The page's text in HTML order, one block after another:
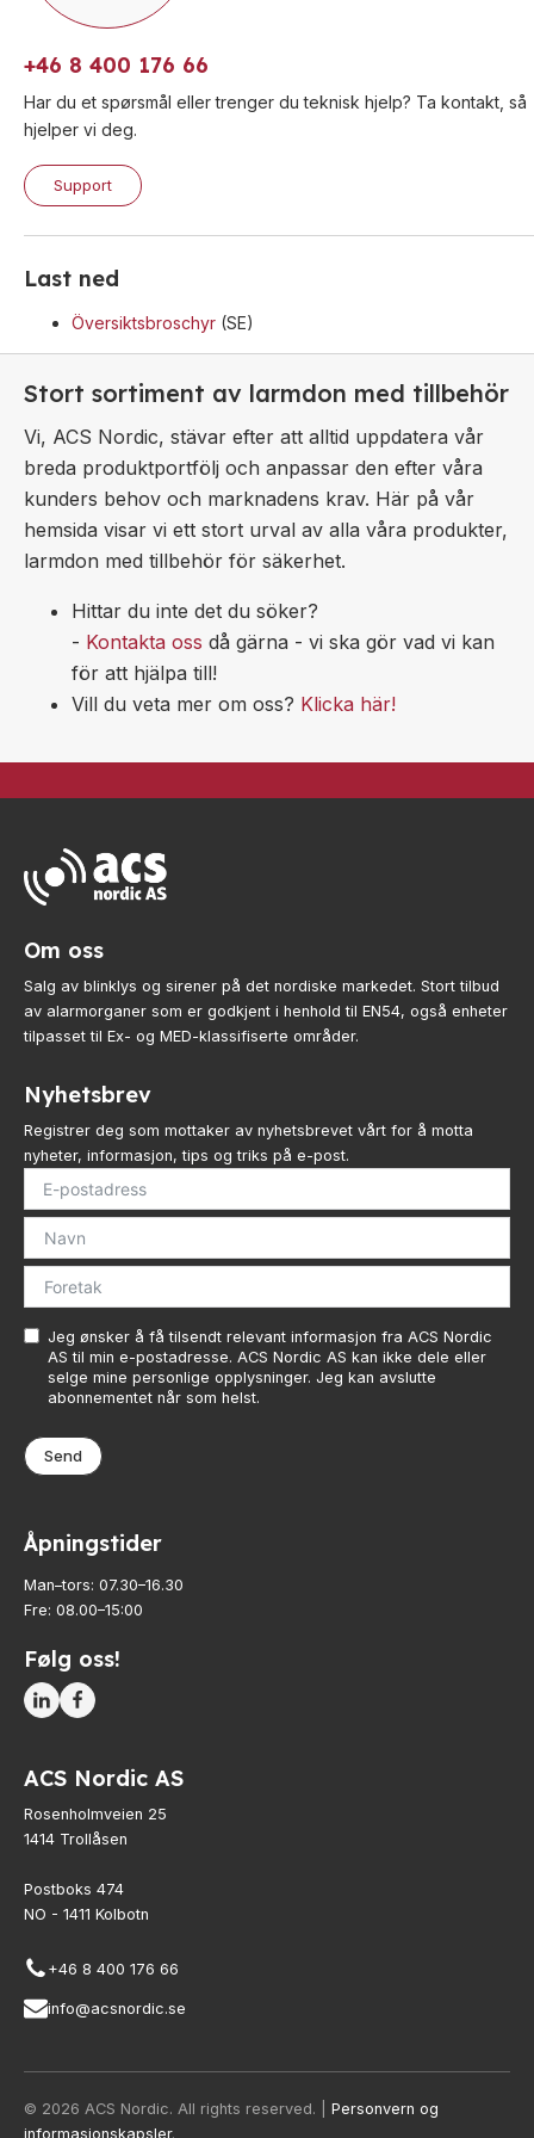
+46 8 400 176 66
Har du et spørsmål eller trenger du teknisk hjelp? Ta kontakt, så
hjelper vi deg.
Support
Last ned
Översiktsbroschyr (SE)
Rekkevidde
Farge
Nullstilling
Det trådløse alarmorgansystemet krever minst én
eller I/O-modul.
Visa produkt
Stort sortiment av larmdon med tillbehör
Vi, ACS Nordic, stävar efter att alltid uppdatera vår
breda produktportfölj och anpassar den efter våra
kunders behov och marknadens krav. Här på vår
hemsida visar vi ett stort urval av alla våra produkter,
larmdon med tillbehör för säkerhet.
Hittar du inte det du söker?
- Kontakta oss då gärna - vi ska gör vad vi kan
för att hjälpa till!
Vill du veta mer om oss? Klicka här!
Om oss
Salg av blinklys og sirener på det nordiske markedet. Stort tilbud
av alarmorganer som er godkjent i henhold til EN54, også enheter
tilpasset til Ex- og MED-klassifiserte områder.
Nyhetsbrev
Registrer deg som mottaker av nyhetsbrevet vårt for å motta
nyheter, informasjon, tips og triks på e-post.
Jeg ønsker å få tilsendt relevant informasjon fra ACS Nordic
AS til min e-postadresse. ACS Nordic AS kan ikke dele eller
selge mine personlige opplysninger. Jeg kan avslutte
abonnementet når som helst.
Send
Åpningstider
Man–tors: 07.30–16.30
Fre: 08.00–15:00
Følg oss!
ACS Nordic AS
Rosenholmveien 25
1414 Trollåsen
Postboks 474
NO - 1411 Kolbotn
+46 8 400 176 66
info@acsnordic.se
© 2026 ACS Nordic. All rights reserved. | Personvern og
informasjonskapsler.